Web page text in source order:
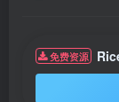
免费资源